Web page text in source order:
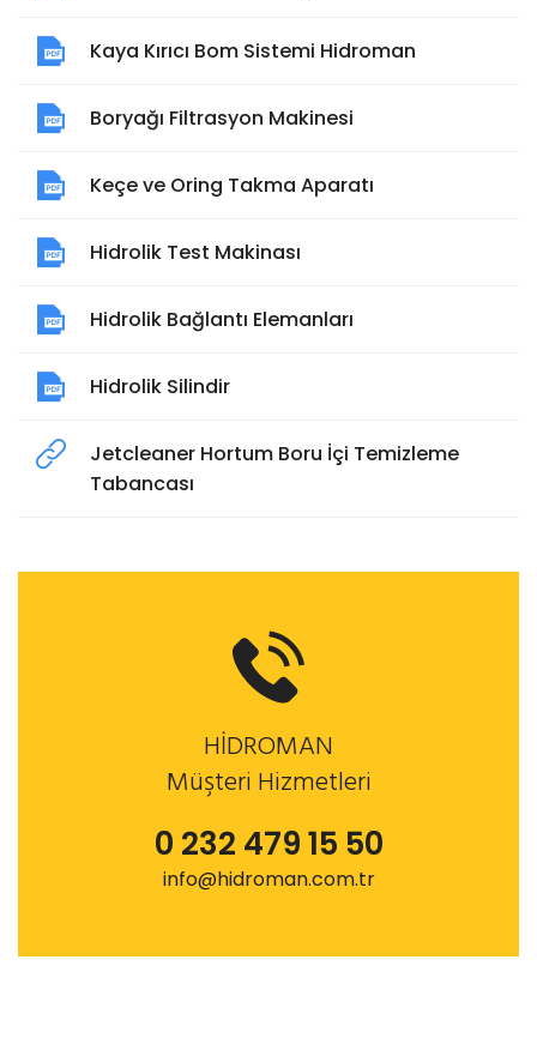
Kaya Kırıcı Bom Sistemi Hidroman
Boryağı Filtrasyon Makinesi
Keçe ve Oring Takma Aparatı
Hidrolik Test Makinası
Hidrolik Bağlantı Elemanları
Hidrolik Silindir
Jetcleaner Hortum Boru İçi Temizleme
Tabancası
HİDROMAN
Müşteri Hizmetleri
0 232 479 15 50
info@hidroman.com.tr